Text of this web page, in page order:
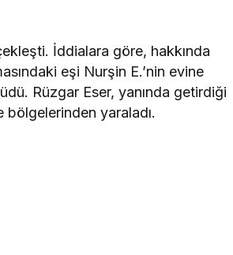
İddialara göre, hakkında
eşi Nurşin E.’nin evine
Rüzgar Eser, yanında getirdiği
yaraladı.